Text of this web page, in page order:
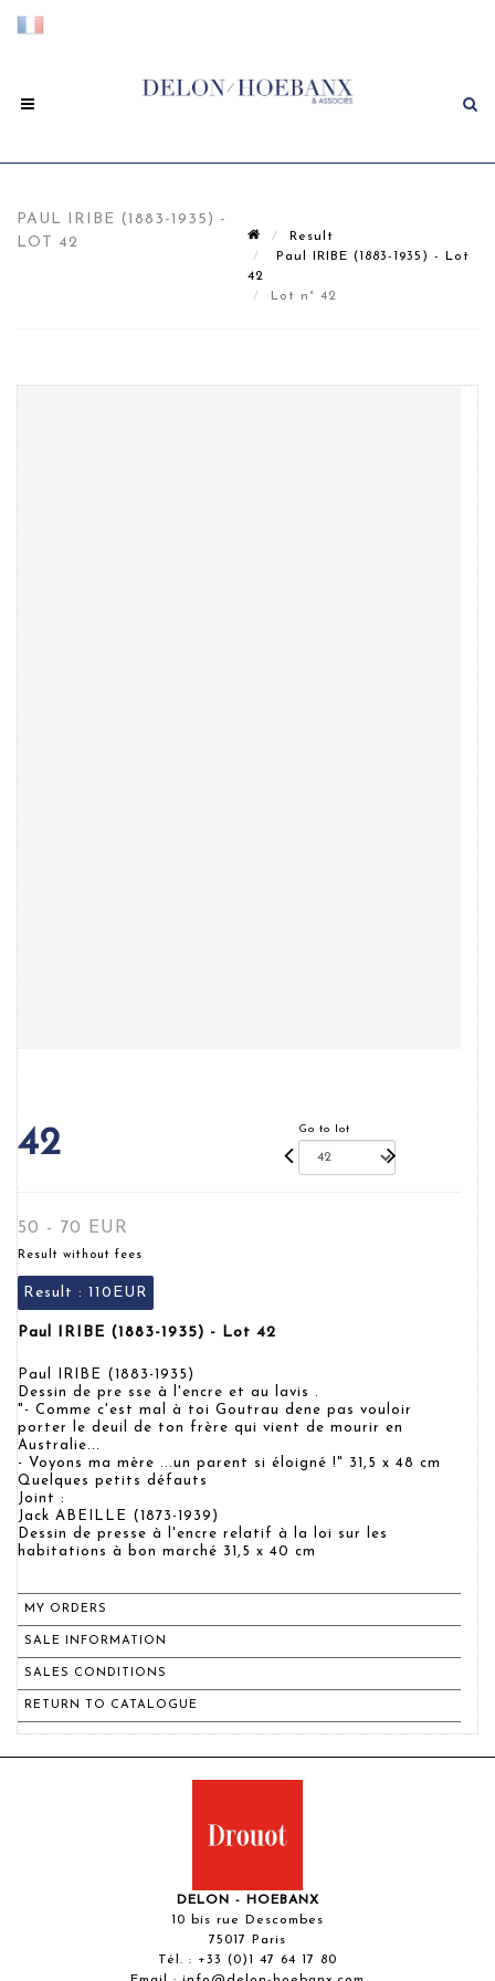
PAUL IRIBE (1883-1935) -
LOT 42
Result
Paul IRIBE (1883-1935) - Lot
42
Lot n° 42
42 Go to lot
50 - 70 EUR
Result without fees
Result : 110EUR
Paul IRIBE (1883-1935) - Lot 42
Paul IRIBE (1883-1935)
Dessin de pre sse à l'encre et au lavis .
"- Comme c'est mal à toi Goutrau dene pas vouloir
porter le deuil de ton frère qui vient de mourir en
Australie...
- Voyons ma mère ...un parent si éloigné !" 31,5 x 48 cm
Quelques petits défauts
Joint :
Jack ABEILLE (1873-1939)
Dessin de presse à l'encre relatif à la loi sur les
habitations à bon marché 31,5 x 40 cm
MY ORDERS
SALE INFORMATION
SALES CONDITIONS
RETURN TO CATALOGUE
DELON - HOEBANX
10 bis rue Descombes
75017 Paris
Tél. : +33 (0)1 47 64 17 80